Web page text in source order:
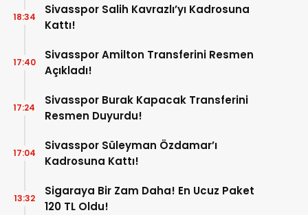
Sivasspor Salih Kavrazlı’yı Kadrosuna
Kattı!
18:34
Sivasspor Amilton Transferini Resmen
Açıkladı!
17:40
Sivasspor Burak Kapacak Transferini
Resmen Duyurdu!
17:24
Sivasspor Süleyman Özdamar’ı
Kadrosuna Kattı!
17:04
Sigaraya Bir Zam Daha! En Ucuz Paket
120 TL Oldu!
13:32